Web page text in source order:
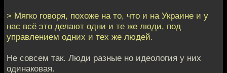
> Мягко говоря, похоже на то, что и на Украине и у
нас всё это делают одни и те же люди, под
управлением одних и тех же людей.
Не совсем так. Люди разные но идеология у них
одинаковая.